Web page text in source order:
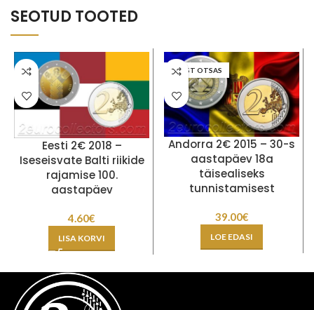
SEOTUD TOOTED
Eesti 2€ 2018 –
Iseseisvate Balti riikide
rajamise 100.
aastapäev
4.60€
LISA KORVI
LAOST OTSAS
Andorra 2€ 2015 – 30-s
aastapäev 18a
täisealiseks
tunnistamisest
39.00€
LOE EDASI